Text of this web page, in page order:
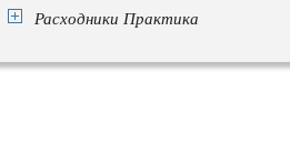
Расходники Практика